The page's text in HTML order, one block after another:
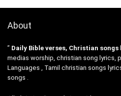
About
” Daily Bible verses, Christian
medias worship, christian song lyrics,
Languages , Tamil christian songs
songs .